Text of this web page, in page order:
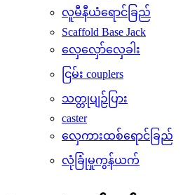
လူမီနီယံရောင်ခြည်
Scaffold Base Jack
လှေလှော်လှေခါး
ငြမ်း couplers
သတ္တုပျဉ်ပြား
caster
လှေကားထစ်ရောင်ခြည်
လုံခြုံမှုကွန်ယက်